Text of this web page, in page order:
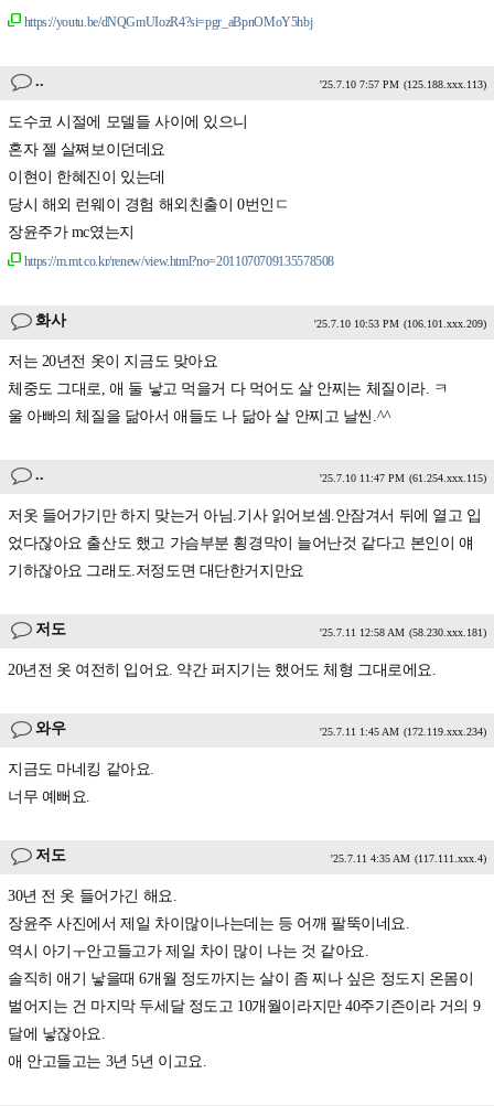
https://youtu.be/dNQGmUIozR4?si=pgr_aBpnOMoY5hbj
.. '25.7.10 7:57 PM (125.188.xxx.113)
도수코 시절에 모델들 사이에 있으니
혼자 젤 살쪄보이던데요
이현이 한혜진이 있는데
당시 해외 런웨이 경험 해외친출이 0번인ㄷ
장윤주가 mc였는지
https://m.mt.co.kr/renew/view.html?no=2011070709135578508
화사 '25.7.10 10:53 PM (106.101.xxx.209)
저는 20년전 옷이 지금도 맞아요
체중도 그대로, 애 둘 낳고 먹을거 다 먹어도 살 안찌는 체질이라. ㅋ
울 아빠의 체질을 닮아서 애들도 나 닮아 살 안찌고 날씬.^^
.. '25.7.10 11:47 PM (61.254.xxx.115)
저옷 들어가기만 하지 맞는거 아님.기사 읽어보셈.안잠겨서 뒤에 열고 입
었다잖아요 출산도 했고 가슴부분 횡경막이 늘어난것 같다고 본인이 얘
기하잖아요 그래도.저정도면 대단한거지만요
저도 '25.7.11 12:58 AM (58.230.xxx.181)
20년전 옷 여전히 입어요. 약간 퍼지기는 했어도 체형 그대로에요.
와우 '25.7.11 1:45 AM (172.119.xxx.234)
지금도 마네킹 같아요.
너무 예뻐요.
저도 '25.7.11 4:35 AM (117.111.xxx.4)
30년 전 옷 들어가긴 해요.
장윤주 사진에서 제일 차이많이나는데는 등 어깨 팔뚝이네요.
역시 아기ㅜ안고들고가 제일 차이 많이 나는 것 같아요.
솔직히 애기 낳을때 6개월 정도까지는 살이 좀 찌나 싶은 정도지 온몸이
벌어지는 건 마지막 두세달 정도고 10개월이라지만 40주기즌이라 거의 9
달에 낳잖아요.
애 안고들고는 3년 5년 이고요.